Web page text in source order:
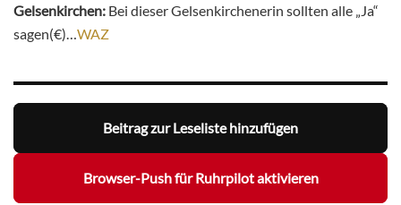
Gelsenkirchen: Bei dieser Gelsenkirchenerin sollten alle „Ja“
sagen(€)… WAZ
Beitrag zur Leseliste hinzufügen
Browser-Push für Ruhrpilot aktivieren